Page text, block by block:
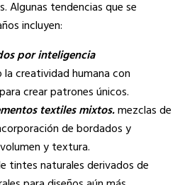
Algunas tendencias que se
incluyen:
por inteligencia
creatividad humana con
crear patrones únicos.
textiles mixtos.mezclas de
de bordados y
y textura.
tintes naturales derivados de